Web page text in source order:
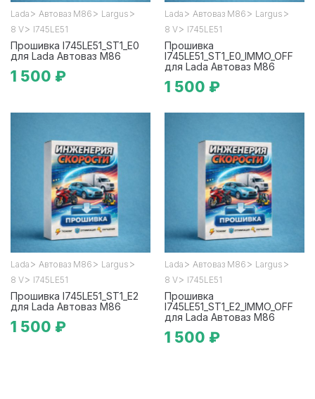
Lada > Автоваз М86 > Largus >
8 V> I745LE51
Прошивка I745LE51_ST1_E0
для Lada Автоваз М86
1 500 ₽
Lada > Автоваз М86 > Largus >
8 V> I745LE51
Прошивка
I745LE51_ST1_E0_IMMO_OFF
для Lada Автоваз М86
1 500 ₽
Lada > Автоваз М86 > Largus >
8 V> I745LE51
Прошивка I745LE51_ST1_E2
для Lada Автоваз М86
1 500 ₽
Lada > Автоваз М86 > Largus >
8 V> I745LE51
Прошивка
I745LE51_ST1_E2_IMMO_OFF
для Lada Автоваз М86
1 500 ₽